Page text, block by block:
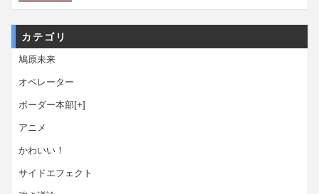
カテゴリ
鳩原未来
オペレーター
ボーダー本部[+]
アニメ
かわいい！
サイドエフェクト